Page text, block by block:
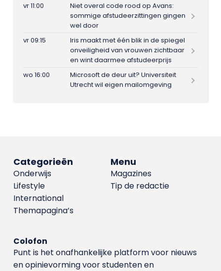
vr 11:00
Niet overal code rood op Avans:
sommige afstudeerzittingen gingen
wel door
vr 09:15
Iris maakt met één blik in de spiegel
onveiligheid van vrouwen zichtbaar
en wint daarmee afstudeerprijs
wo 16:00
Microsoft de deur uit? Universiteit
Utrecht wil eigen mailomgeving
Menu
Magazines
Tip de redactie
Categorieën
Onderwijs
Lifestyle
International
Themapagina’s
Colofon
Punt is het onafhankelijke platform voor nieuws
en opinievorming voor studenten en